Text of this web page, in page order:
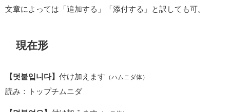
文章によっては「追加する」「添付する」と訳しても可。
現在形
【덧붙입니다】 付け加えます （ハムニダ体）
読み：トップチムニダ